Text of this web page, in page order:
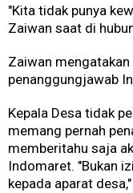
"Kita tidak punya
Zaiwan saat di
Zaiwan
penanggungjawab
Kepala Desa tidak
memang pernah
memberitahu saja
Indomaret. "Bukan
kepada aparat